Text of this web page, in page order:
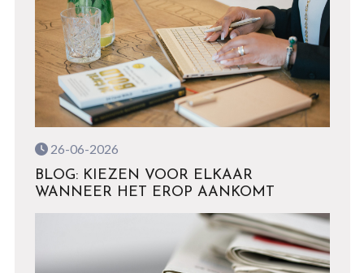
26-06-2026
BLOG: KIEZEN VOOR ELKAAR
WANNEER HET EROP AANKOMT